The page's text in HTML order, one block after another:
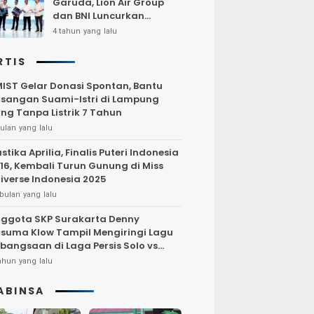
dan BNI Luncurkan
Program Terbang Hemat
4 tahun yang lalu
Gelar Donasi Spontan, Bantu
Suami-Istri di Lampung
Tanpa Listrik 7 Tahun
yang lalu
Aprilia, Finalis Puteri Indonesia
Kembali Turun Gunung di Miss
Indonesia 2025
yang lalu
SKP Surakarta Denny
Klow Tampil Mengiringi Lagu
di Laga Persis Solo vs
Jakarta
yang lalu